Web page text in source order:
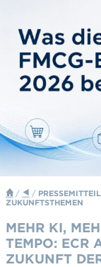
/ /
ZUKUNFTSTHEMEN
MEHR KI,
TEMPO: ECR
ZUKUNFT